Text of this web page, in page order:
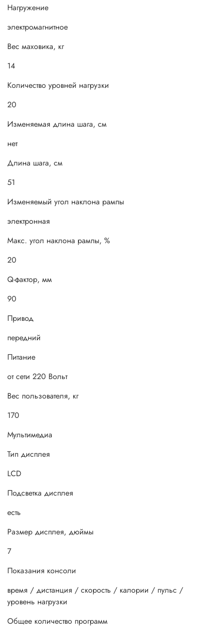
Нагружение
электромагнитное
Вес маховика, кг
14
Количество уровней нагрузки
20
Изменяемая длина шага, см
нет
Длина шага, см
51
Изменяемый угол наклона рампы
электронная
Макс. угол наклона рампы, %
20
Q-фактор, мм
90
Привод
передний
Питание
от сети 220 Вольт
Вес пользователя, кг
170
Мультимедиа
Тип дисплея
LCD
Подсветка дисплея
есть
Размер дисплея, дюймы
7
Показания консоли
время / дистанция / скорость / калории / пульс /
уровень нагрузки
Общее количество программ